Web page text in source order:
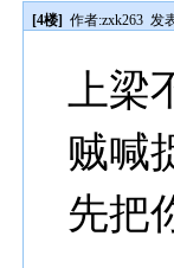
[4楼] 作者:zxk263 发
上梁
贼喊
先把